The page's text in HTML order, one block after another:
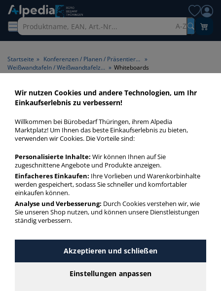
A-Z
Startseite » Konferenzen / Planen / Präsentieren »
Weißwandtafeln / Weißwandtafelzubehör » Whiteboards
Whiteboards
Whiteboards stehen für elegante und moderne
Präsentationen. Nutzen Sie unsere vielfältigen
Weißwandtafeln und Whiteboards von Legamaster, Franken,
Nobo u. v. a.!
Whiteboards
mehr Infos zur Kategorie
Häufig gesucht
klappbar
Wir nutzen Cookies und andere Technologien, um Ihr
Einkaufserlebnis zu verbessern!
Willkommen bei Bürobedarf Thüringen, ihrem Alpedia
Marktplatz! Um Ihnen das beste Einkaufserlebnis zu bieten,
verwenden wir Cookies. Die Vorteile sind:
Personalisierte Inhalte: Wir können Ihnen auf Sie
zugeschnittene Angebote und Produkte anzeigen.
Einfacheres Einkaufen: Ihre Vorlieben und Warenkorbinhalte
werden gespeichert, sodass Sie schneller und komfortabler
einkaufen können.
Analyse und Verbesserung: Durch Cookies verstehen wir, wie
Sie unseren Shop nutzen, und können unsere Dienstleistungen
ständig verbessern.
Akzeptieren und schließen
Einstellungen anpassen